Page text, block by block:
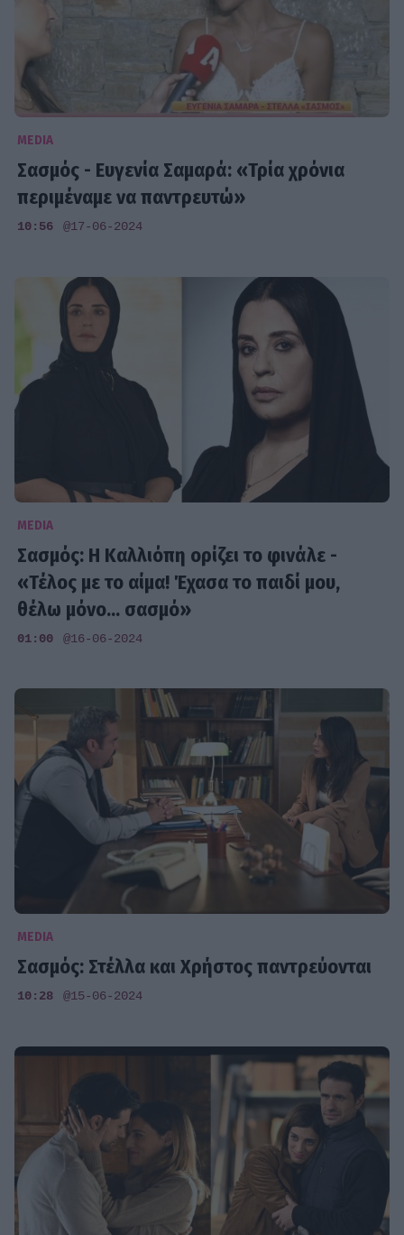
MEDIA
Σασμός - Ευγενία Σαμαρά: «Τρία χρόνια
περιμέναμε να παντρευτώ»
10:56 @17-06-2024
MEDIA
Σασμός: Η Καλλιόπη ορίζει το φινάλε -
«Τέλος με το αίμα! Έχασα το παιδί μου,
θέλω μόνο... σασμό»
01:00 @16-06-2024
MEDIA
Σασμός: Στέλλα και Χρήστος παντρεύονται
10:28 @15-06-2024